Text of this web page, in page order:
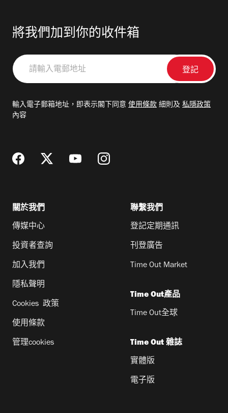
將我們加到你的收件箱
請
輸
郵
輸入電子郵箱地址，即表示閣下同意 使用條款 細則及 私隱政策
內容
關於我們
傳媒中心
投資者查詢
加入我們
隱私聲明
Cookies 政策
使用條款
管理cookies
聯繫我們
登記定期通訊
刊登廣告
Time Out Market
Time Out產品
Time Out全球
Time Out 雜誌
實體版
電子版